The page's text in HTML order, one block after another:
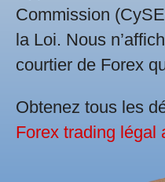
Commission
la Loi. Nous
courtier de Forex
Obtenez tous les
Forex trading légal